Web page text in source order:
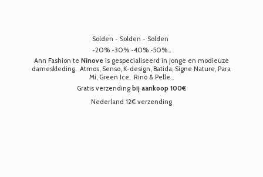
Solden - Solden - Solden
-20% -30% -40% -50%...
Ann Fashion te Ninove is gespecialiseerd in jonge en modieuze
dameskleding. Atmos, Senso, K-design, Batida, Signe Nature, Para
Mi, Green Ice, Rino & Pelle...
Gratis verzending bij aankoop 100€
Nederland 12€ verzending